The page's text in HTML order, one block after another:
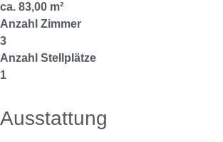
ca. 83,00 m²
Anzahl Zimmer
3
Anzahl Stellplätze
1
Ausstattung